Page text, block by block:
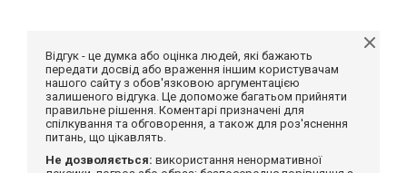
Відгук - це думка або оцінка людей, які бажають
передати досвід або враження іншим користувачам
нашого сайту з обов'язковою аргументацією
залишеного відгука. Це допоможе багатьом прийняти
правильне рішення. Коментарі призначені для
спілкування та обговорення, а також для роз'яснення
питань, що цікавлять.
Не дозволяється: використання ненормативної